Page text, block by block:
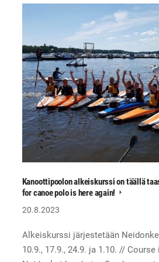
Kanoottipoolon alkeiskurssi on täällä
for canoe polo is here again!
20.8.2023
Alkeiskurssi järjestetään
10.9., 17.9., 24.9. ja 1.10. //